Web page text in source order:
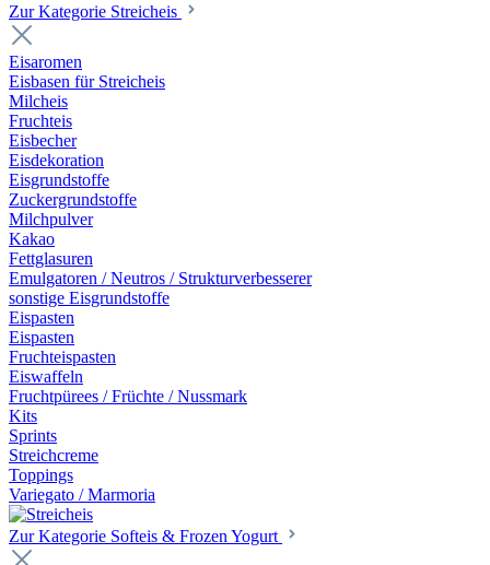
Zur Kategorie Streicheis
Eisaromen
Eisbasen für Streicheis
Milcheis
Fruchteis
Eisbecher
Eisdekoration
Eisgrundstoffe
Zuckergrundstoffe
Milchpulver
Kakao
Fettglasuren
Emulgatoren / Neutros / Strukturverbesserer
sonstige Eisgrundstoffe
Eispasten
Eispasten
Fruchteispasten
Eiswaffeln
Fruchtpürees / Früchte / Nussmark
Kits
Sprints
Streichcreme
Toppings
Variegato / Marmoria
Zur Kategorie Softeis & Frozen Yogurt